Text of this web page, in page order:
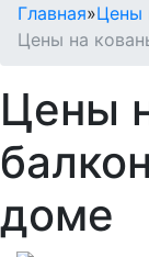
Главная»Цены
Цены на
Цены
доме